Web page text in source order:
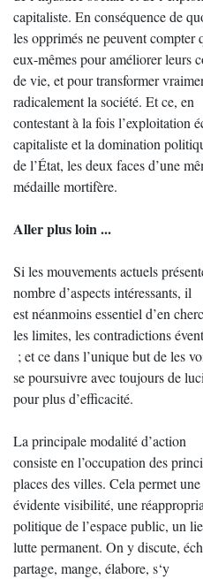
capitaliste. En conséquence de
les opprimés ne peuvent compter
eux-mêmes pour améliorer leurs
de vie, et pour transformer
radicalement la société. Et ce, en
contestant à la fois l’exploitation
capitaliste et la domination
de l’État, les deux faces d’une
médaille mortifère.
Aller plus loin ...
Si les mouvements actuels
nombre d’aspects intéressants, il
est néanmoins essentiel d’en
les limites, les contradictions
; et ce dans l’unique but de les
se poursuivre avec toujours de
pour plus d’efficacité.
La principale modalité d’action
consiste en l’occupation des
places des villes. Cela permet une
évidente visibilité, une
politique de l’espace public, un
lutte permanent. On y discute,
partage, mange, élabore, s‘y